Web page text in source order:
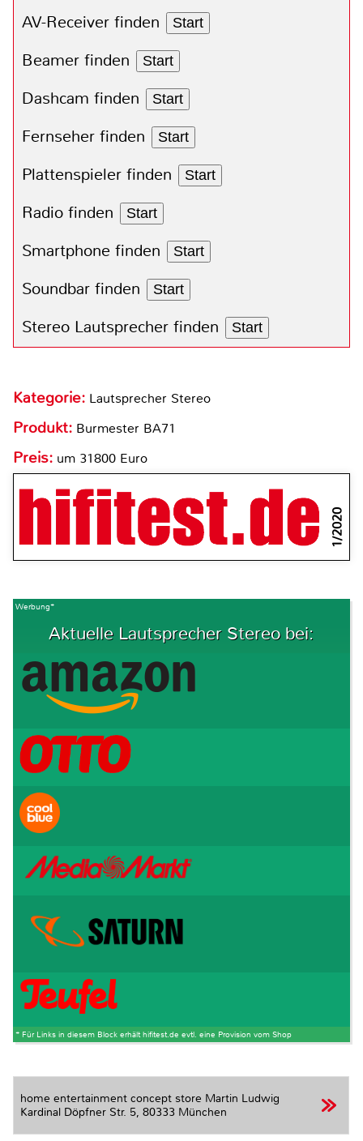
AV-Receiver finden Start
Beamer finden Start
Dashcam finden Start
Fernseher finden Start
Plattenspieler finden Start
Radio finden Start
Smartphone finden Start
Soundbar finden Start
Stereo Lautsprecher finden Start
Kategorie: Lautsprecher Stereo
Produkt: Burmester BA71
Preis: um 31800 Euro
1/2020
Werbung*
Aktuelle Lautsprecher Stereo bei:
* Für Links in diesem Block erhält hifitest.de evtl. eine Provision vom Shop
home entertainment concept store Martin Ludwig
Kardinal Döpfner Str. 5, 80333 München